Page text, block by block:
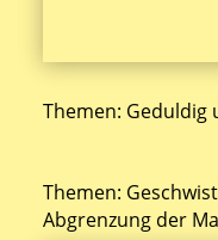
Themen: Geduldig
Themen:
Abgrenzung der